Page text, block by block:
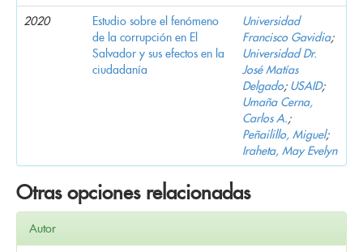
2020
Estudio sobre el fenómeno
de la corrupción en El
Salvador y sus efectos en la
ciudadanía
Universidad
Francisco Gavidia;
Universidad Dr.
José Matías
Delgado; USAID;
Umaña Cerna,
Carlos A.;
Peñailillo, Miguel;
Iraheta, May Evelyn
Otras opciones relacionadas
Autor